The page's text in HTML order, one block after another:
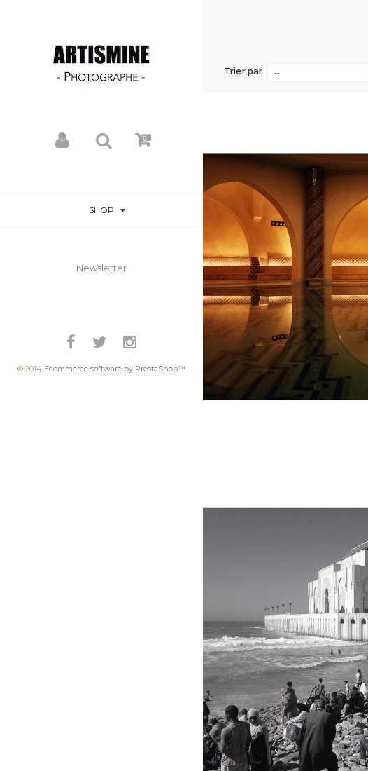
0
SHOP
Newsletter
© 2014 Ecommerce software by PrestaShop™
Trier par --